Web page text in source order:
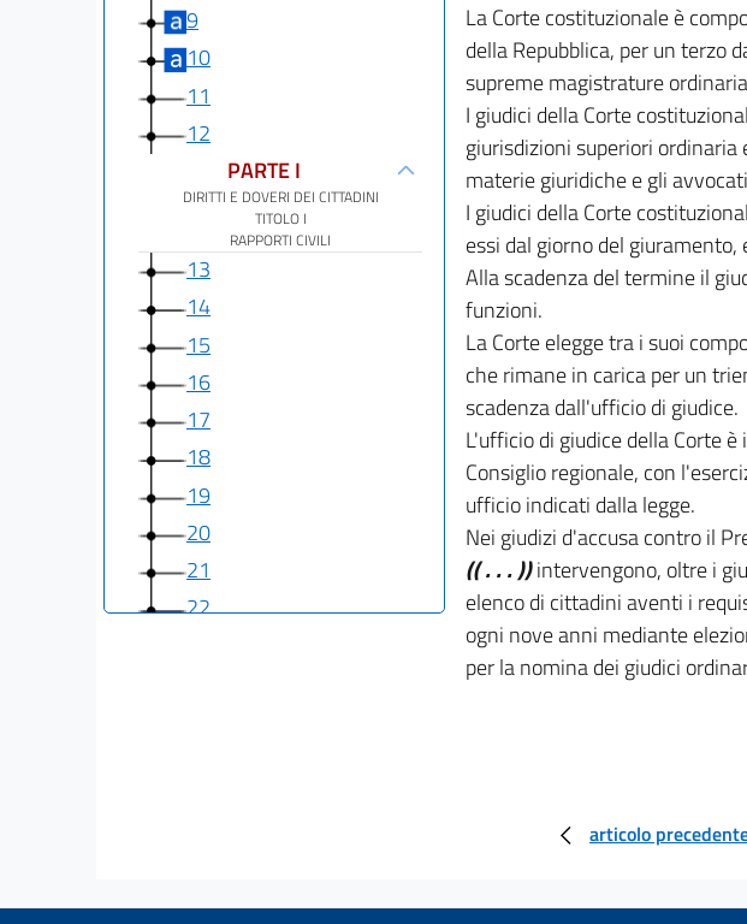
9
10
11
12
PARTE I
DIRITTI E DOVERI DEI CITTADINI
TITOLO I
RAPPORTI CIVILI
13
14
15
16
17
18
19
20
21
22
La Corte costituzionale è
della Repubblica, per un terzo
supreme magistrature
I giudici della Corte
giurisdizioni superiori
materie giuridiche e gli
I giudici della Corte
essi dal giorno del
Alla scadenza del termine il
funzioni.
La Corte elegge tra i suoi
che rimane in carica per un
scadenza dall'ufficio di giudice.
L'ufficio di giudice della Corte
Consiglio regionale, con
ufficio indicati dalla legge.
Nei giudizi d'accusa contro il
(( . . . ))intervengono, oltre i
elenco di cittadini aventi i
ogni nove anni mediante
per la nomina dei giudici
articolo